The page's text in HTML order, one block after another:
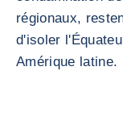
régionaux,
d'isoler
Amérique latine.